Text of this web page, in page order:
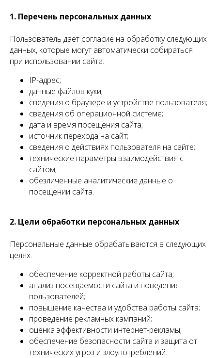
1. Перечень персональных данных
Пользователь дает согласие на обработку следующих
данных, которые могут автоматически собираться
при использовании сайта:
IP-адрес;
данные файлов куки;
сведения о браузере и устройстве пользователя;
сведения об операционной системе;
дата и время посещения сайта;
источник перехода на сайт;
сведения о действиях пользователя на сайте;
технические параметры взаимодействия с
сайтом;
обезличенные аналитические данные о
посещении сайта.
2. Цели обработки персональных данных
Персональные данные обрабатываются в следующих
целях:
обеспечение корректной работы сайта;
анализ посещаемости сайта и поведения
пользователей;
повышение качества и удобства работы сайта;
проведение рекламных кампаний;
оценка эффективности интернет-рекламы;
обеспечение безопасности сайта и защита от
технических угроз и злоупотреблений.